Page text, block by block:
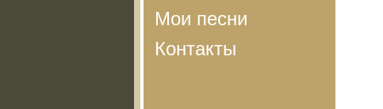
Мои песни
Контакты